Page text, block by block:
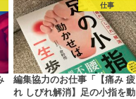
仕事
編集協力のお仕事「【痛み 疲
れ しびれ解消】足の小指を動